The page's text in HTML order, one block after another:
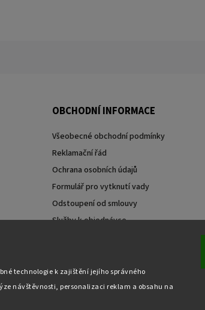
technologie k zajištění jejího správného
návštěvnosti, personalizaci reklam a obsahu na
OBCHODNÍ INFORMACE
Všeobecné obchodní podmínky
Reklamační řád
Ochrana osobních údajů
Formulář pro vytknutí vady
Odstoupení od smlouvy
Služby k objednávce